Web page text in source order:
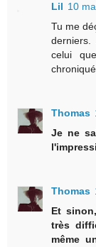
Lil 10
Tu me
celui
Thomas
Je ne
Thomas
Et
très
même